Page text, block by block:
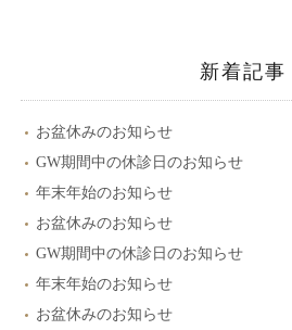
新着記事
お盆休みのお知らせ
GW期間中の休診日のお知らせ
年末年始のお知らせ
お盆休みのお知らせ
GW期間中の休診日のお知らせ
年末年始のお知らせ
お盆休みのお知らせ